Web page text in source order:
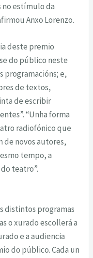
estímulo da
Anxo Lorenzo.
deste premio
do público neste
programacións; e,
de textos,
de escribir
“Unha forma
radiofónico que
de novos autores,
tempo, a
teatro”.
distintos programas
o xurado escollerá a
e a audiencia
do público. Cada un